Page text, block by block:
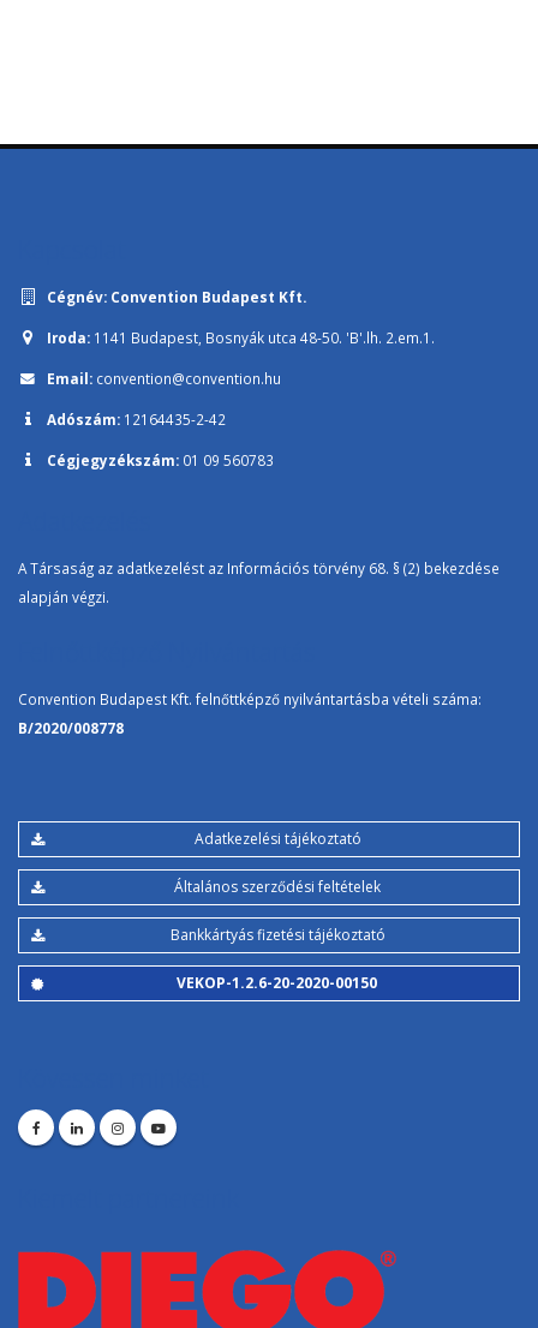
Cégnév: Convention Budapest Kft.
Iroda: 1141 Budapest, Bosnyák utca 48-50. 'B'.lh. 2.em.1.
Email: convention@convention.hu
Adószám: 12164435-2-42
Cégjegyzékszám: 01 09 560783
A Társaság az adatkezelést az Információs törvény 68. § (2) bekezdése
alapján végzi.
Convention Budapest Kft. felnőttképző nyilvántartásba vételi száma:
B/2020/008778
Adatkezelési tájékoztató
Általános szerződési feltételek
Bankkártyás fizetési tájékoztató
VEKOP-1.2.6-20-2020-00150